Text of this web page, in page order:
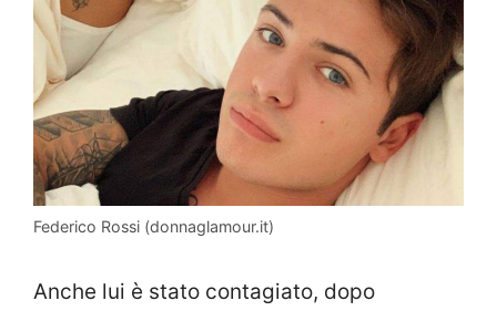
Federico Rossi (donnaglamour.it)
Anche lui è stato contagiato, dopo